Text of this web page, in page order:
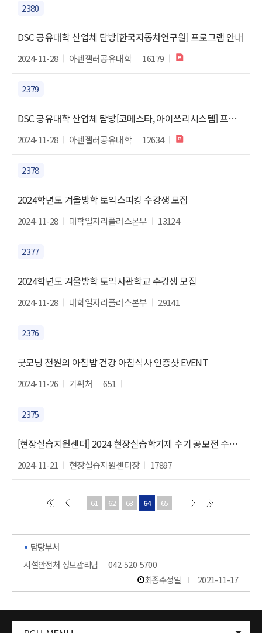
2380
DSC 공유대학 산업체 탐방[한국자동차연구원] 프로그램 안내
2024-11-28 아펜젤러공유대학 16179
2379
DSC 공유대학 산업체 탐방[코메스타, 아이쓰리시스템] 프로그램 안내
2024-11-28 아펜젤러공유대학 12634
2378
2024학년도 겨울방학 토익스피킹 수강생 모집
2024-11-28 대학일자리플러스본부 13124
2377
2024학년도 겨울방학 토익사관학교 수강생 모집
2024-11-28 대학일자리플러스본부 29141
2376
굿모닝 천원의 아침밥 건강 아침식사 인증샷 EVENT
2024-11-26 기획처 651
2375
[현장실습지원센터] 2024 현장실습학기제 수기 공모전 수상자 안내
2024-11-21 현장실습지원센터장 17897
61 62 63 64 65
담당부서
시설안전처 정보관리팀
042-520-5700
최종수정일
2021-11-17